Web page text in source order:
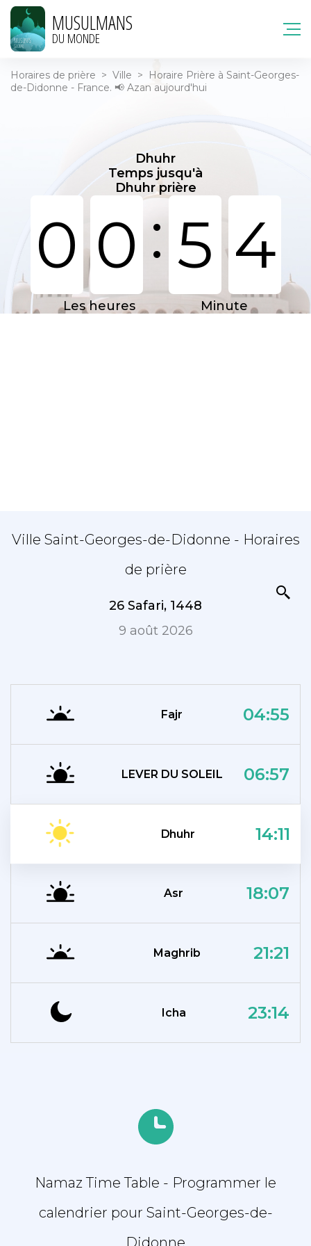
MUSULMANS
DU MONDE
Horaires de prière > Ville >
Horaire Prière à Saint-Georges-
de-Didonne - France. 📢 Azan aujourd'hui
Dhuhr
Temps jusqu'à
Dhuhr prière
0 0: 5 4
Les heures Minute
Ville Saint-Georges-de-Didonne - Horaires
de prière
26 Safari, 1448
9 août 2026
Fajr 04:55
LEVER DU SOLEIL 06:57
Dhuhr 14:11
Asr 18:07
Maghrib 21:21
Icha 23:14
Namaz Time Table - Programmer le
calendrier pour Saint-Georges-de-
Didonne